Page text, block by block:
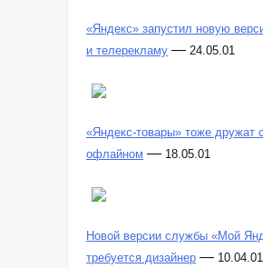
«Яндекс» запустил новую
и телерекламу — 24.05.01
«Яндекс-товары» тоже дружат с
офлайном — 18.05.01
Новой версии службы «Мой
требуется дизайнер — 10.04.01